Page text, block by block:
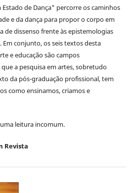
de Dança" percorre os caminhos
e da dança para propor o corpo em
de dissenso frente às epistemologias
conjunto, os seis textos desta
e educação são campos
a pesquisa em artes, sobretudo
da pós-graduação profissional, tem
como ensinamos, criamos e
leitura incomum.
Revista